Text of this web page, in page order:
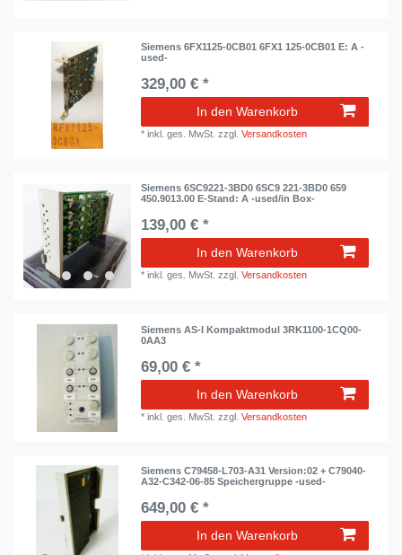
Siemens 6FX1125-0CB01 6FX1 125-0CB01 E: A -
used-
329,00 € *
In den Warenkorb
*inkl. ges. MwSt. zzgl.Versandkosten
Siemens 6SC9221-3BD0 6SC9 221-3BD0 659
450.9013.00 E-Stand: A -used/in Box-
139,00 € *
In den Warenkorb
*inkl. ges. MwSt. zzgl.Versandkosten
Siemens AS-I Kompaktmodul 3RK1100-1CQ00-
0AA3
69,00 € *
In den Warenkorb
*inkl. ges. MwSt. zzgl.Versandkosten
Siemens C79458-L703-A31 Version:02 + C79040-
A32-C342-06-85 Speichergruppe -used-
649,00 € *
In den Warenkorb